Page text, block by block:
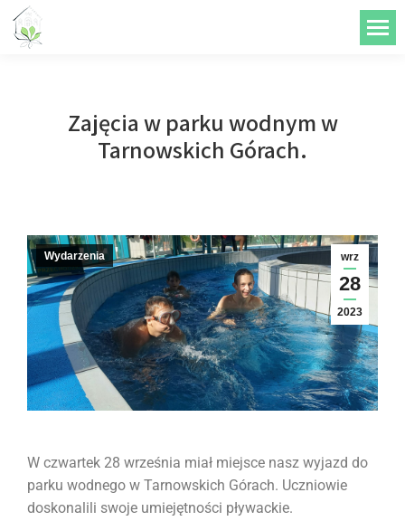
treści
Zajęcia w parku wodnym w
Tarnowskich Górach.
wrz
28
2023
Wydarzenia
W czwartek 28 września miał miejsce nasz wyjazd do
parku wodnego w Tarnowskich Górach. Uczniowie
doskonalili swoje umiejętności pływackie.